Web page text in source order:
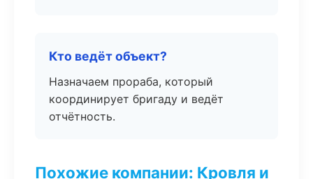
Кто ведёт объект?
Назначаем прораба, который
координирует бригаду и ведёт
отчётность.
Похожие компании: Кровля и